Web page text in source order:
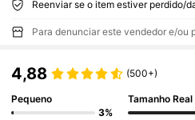
Para denunciar este vendedor e/ou
4,88 (500+)
Pequeno
3%
Tamanho Real